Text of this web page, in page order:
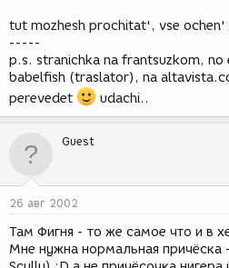
tut mozhesh prochitat', vse
-----
p.s. stranichka na frantsuzkom, no
babelfish (traslator), na
perevedet
udachi..
Guest
26 авг 2002
Там Фигня - то же самое что и в
Мне нужна нормальная причёска